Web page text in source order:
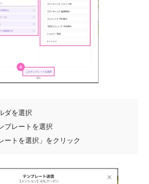
ダを選択
プレートを選択
トを選択」をクリック